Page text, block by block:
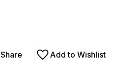
Add to Wishlist
Share